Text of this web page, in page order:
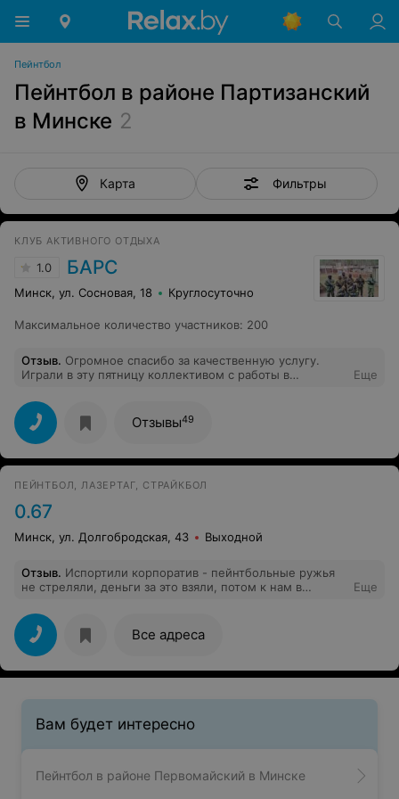
Пейнтбол
Пейнтбол в районе Партизанский
в Минске 2
Карта Фильтры
КЛУБ АКТИВНОГО ОТДЫХА
1.0 БАРС
Минск, ул. Сосновая, 18 Круглосуточно
Максимальное количество участников: 200
Отзыв. Огромное спасибо за качественную услугу.
Играли в эту пятницу коллективом с работы в
отдельное спасибо. Маркера в очень хорошем
состоянии, видно что новые. Чай, кофе отношение
инструктора. Огромное спасибо. Приедем через
месяц, но уже хотим Страйкбол попробовать.
Еще
Отзывы49
ПЕЙНТБОЛ, ЛАЗЕРТАГ, СТРАЙКБОЛ
0.67
Минск, ул. Долгобродская, 43 Выходной
Отзыв. Испортили корпоратив - пейнтбольные ружья
не стреляли, деньги за это взяли, потом к нам в
"великолепная" организация.
Еще
Все адреса
Вам будет интересно
Пейнтбол в районе Первомайский в Минске